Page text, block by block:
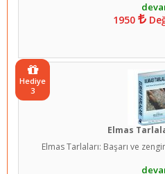
1950
Elmas
Elmas Tarlaları: Başarı ve
Hediye
3